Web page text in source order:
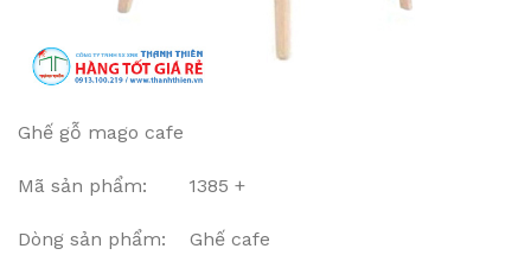
Ghế gỗ mago cafe
Mã sản phẩm: 1385 +
Dòng sản phẩm: Ghế cafe